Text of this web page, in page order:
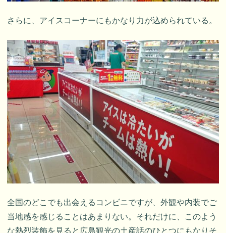
さらに、アイスコーナーにもかなり力が込められている。
全国のどこでも出会えるコンビニですが、外観や内装でご
当地感を感じることはあまりない。それだけに、このよう
な熱烈装飾を見ると広島観光の土産話のひとつにもなりそ